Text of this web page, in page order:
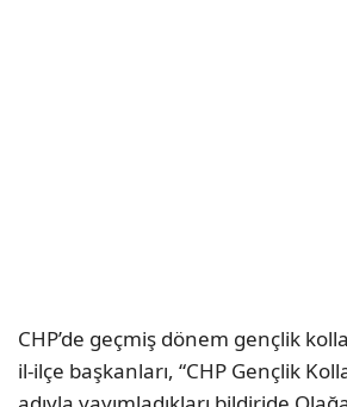
CHP’de geçmiş dönem gençlik
il-ilçe başkanları, “CHP Gençlik